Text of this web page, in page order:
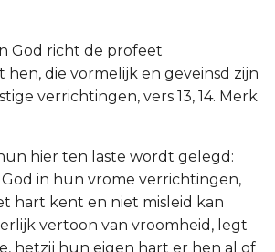
God richt de profeet
die vormelijk en geveinsd zijn
verrichtingen, vers 13, 14. Merk
hier ten laste wordt gelegd:
in hun vrome verrichtingen,
hart kent en niet misleid kan
vertoon van vroomheid, legt
hetzij hun eigen hart er hen al of